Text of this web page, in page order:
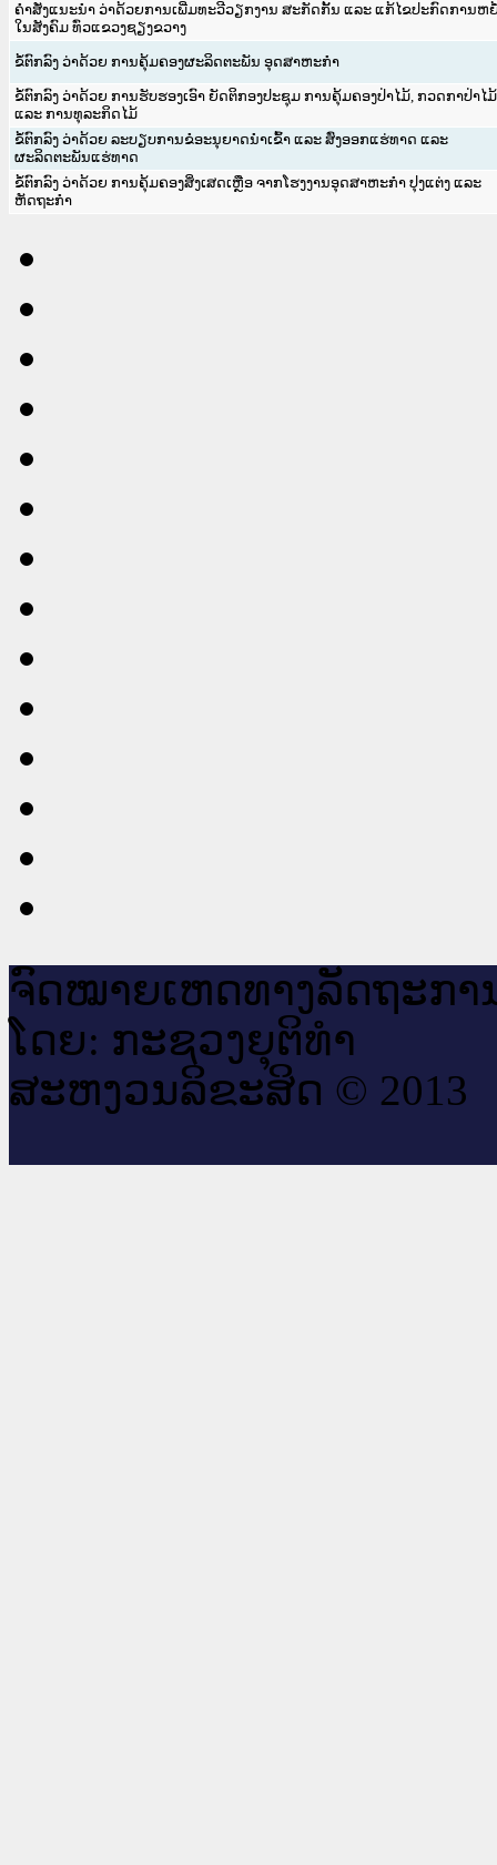
ຄຳສັ່ງແນະນຳ ວ່າດ້ວຍການເພີ່ມທະວີວຽກງານ ສະກັດກັ້ນ ແລະ ແກ້ໄຂປະກົດການຫ
ໃນສັງຄົມ ທົ່ວແຂວງຊຽງຂວາງ
ຂໍ້ຕົກລົງ ວ່າດ້ວຍ ການຄຸ້ມຄອງຜະລິດຕະພັນ ອຸດສາຫະກຳ
ຂໍ້ຕົກລົງ ວ່າດ້ວຍ ການຮັບຮອງເອົາ ຍັດຕິກອງປະຊຸມ ການຄຸ້ມຄອງປ່າໄມ້, ກວດກາປ່າໄມ້
ແລະ ການທຸລະກິດໄມ້
ຂໍ້ຕົກລົງ ວ່າດ້ວຍ ລະບຽບການຂໍອະນຸຍາດນຳເຂົ້າ ແລະ ສົ່ງອອກແຮ່ທາດ ແລະ
ຜະລິດຕະພັນແຮ່ທາດ
ຂໍ້ຕົກລົງ ວ່າດ້ວຍ ການຄຸ້ມຄອງສິ່ງເສດເຫຼືອ ຈາກໂຮງງານອຸດສາຫະກຳ ປຸງແຕ່ງ ແລະ
ຫັດຖະກຳ
ຈົດ​ໝາຍ​ເຫດ​ທາງ​ລັດ​ຖະ​ກາ
ໂດຍ: ກະ​ຊວງຍຸ​ຕິ​ທຳ
ສະ​ຫງວນ​ລິ​ຂະ​ສິດ © 2013